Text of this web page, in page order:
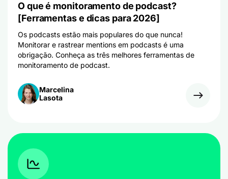
O que é monitoramento de podcast?
[Ferramentas e dicas para 2026]
Os podcasts estão mais populares do que nunca!
Monitorar e rastrear mentions em podcasts é uma
obrigação. Conheça as três melhores ferramentas de
monitoramento de podcast.
Marcelina
Lasota